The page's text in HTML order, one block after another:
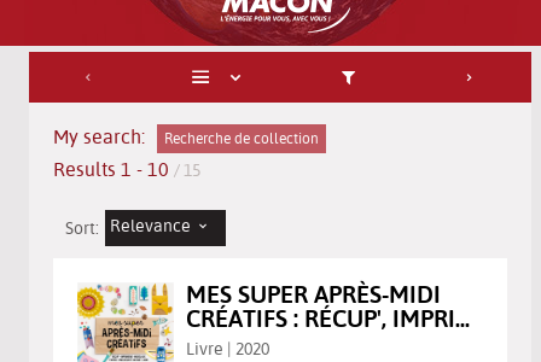
My search: Recherche de collection
Results 1 - 10 / 15
Sort: Relevance
MES SUPER APRÈS-MIDI
CRÉATIFS : RÉCUP', IMPRI...
Livre | 2020